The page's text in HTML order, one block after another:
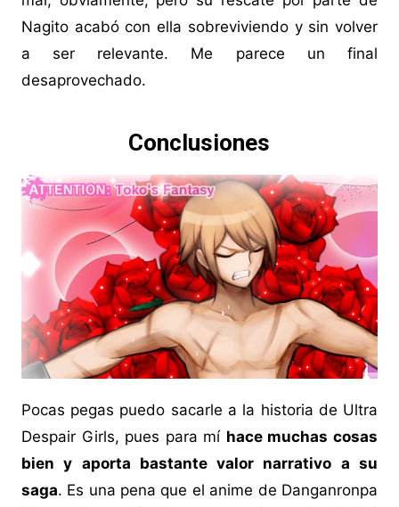
Nagito acabó con ella sobreviviendo y sin volver
a ser relevante. Me parece un final
desaprovechado.
Conclusiones
Pocas pegas puedo sacarle a la historia de Ultra
Despair Girls, pues para mí hace muchas cosas
bien y aporta bastante valor narrativo a su
saga. Es una pena que el anime de Danganronpa